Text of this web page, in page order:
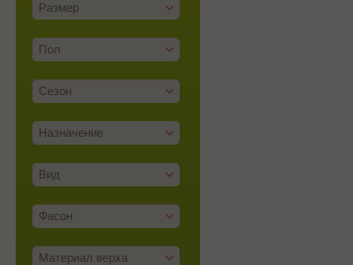
Размер
Пол
Сезон
Назначение
Вид
Фасон
Материал верха